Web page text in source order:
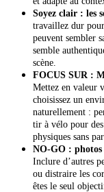
Soyez clair : les
travaillez dur
peuvent sembler
semble
scène.
FOCUS SUR :
Mettez en valeur
choisissez un
naturellement :
tir à vélo pour
physiques sans
NO-GO : photos
Inclure d’autres
ou distraire les
êtes le seul